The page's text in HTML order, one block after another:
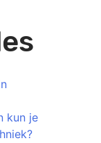
kun je